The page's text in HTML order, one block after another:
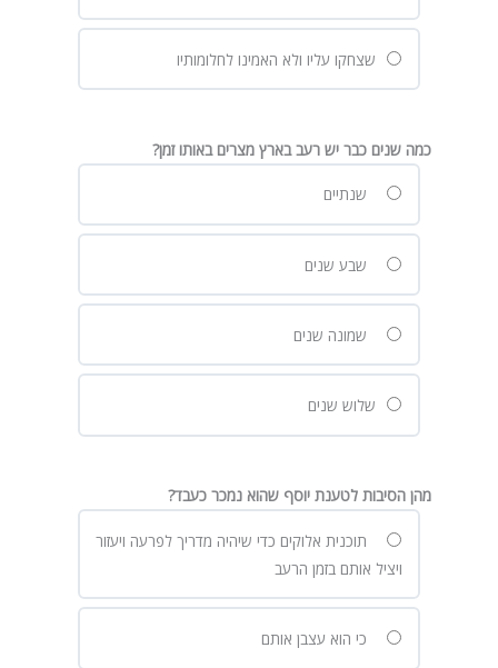
שצחקו עליו ולא האמינו לחלומותיו
כמה שנים כבר יש רעב בארץ מצרים באותו זמן?
שנתיים
שבע שנים
שמונה שנים
שלוש שנים
מהן הסיבות לטענת יוסף שהוא נמכר כעבד?
תוכנית אלוקים כדי שיהיה מדריך לפרעה ויעזור
ויציל אותם בזמן הרעב
כי הוא עצבן אותם